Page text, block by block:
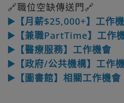
🔗職位空缺傳送門🔗
▶️【月薪$25,000+】工作
▶️【兼職PartTime】工作
▶️【醫療服務】工作機會
▶️【政府/公共機構】工作
▶️【圖書館】相關工作機會